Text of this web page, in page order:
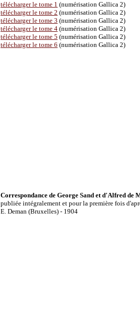
télécharger le tome 1 (numérisation Gallica 2)
télécharger le tome 2 (numérisation Gallica 2)
télécharger le tome 3 (numérisation Gallica 2)
télécharger le tome 4 (numérisation Gallica 2)
télécharger le tome 5 (numérisation Gallica 2)
télécharger le tome 6 (numérisation Gallica 2)
Correspondance de George Sand et d'Alfred de
publiée intégralement et pour la première fois
E. Deman (Bruxelles) - 1904